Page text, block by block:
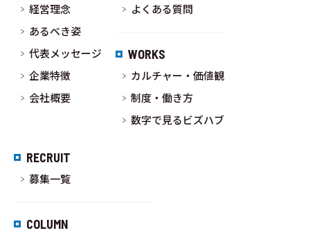
経営理念
あるべき姿
代表メッセージ
企業特徴
会社概要
よくある質問
WORKS
カルチャー・価値観
制度・働き方
数字で見るビズハブ
RECRUIT
募集一覧
COLUMN